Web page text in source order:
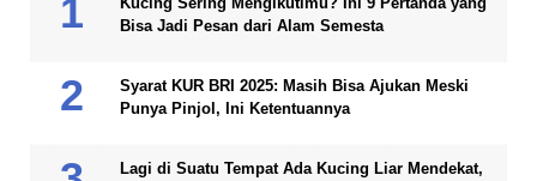
Bisa Jadi Pesan dari Alam Semesta
Syarat KUR BRI 2025: Masih Bisa Ajukan Meski
Punya Pinjol, Ini Ketentuannya
Lagi di Suatu Tempat Ada Kucing Liar Mendekat,